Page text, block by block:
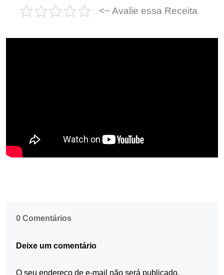
<~ Avalie essa Receita
0 Comentários
Deixe um comentário
O seu endereço de e-mail não será publicado.